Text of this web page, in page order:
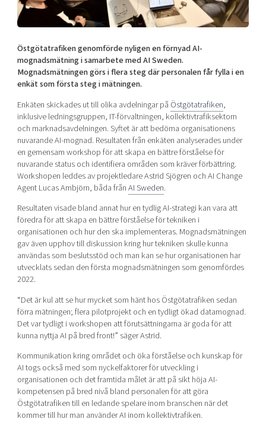
Shaping cities and regions
Bright East
East Sweden Tech Women
Reversed mentorship
Current offers and activities
Upscaling
Talent & skills
Startup & industry collaboration
Offers to boost your business
Funding opportunities
Our community of companies
Projects
Publications
Project toolbox
Our clusters
Reach out to us
Locations
Today's lunch in Mjärdevi
Östgötatrafiken genomförde nyligen en förnyad AI-
mognadsmätning i samarbete med AI Sweden.
Mognadsmätningen görs i flera steg där personalen får fylla i en
enkät som första steg i mätningen.
Enkäten skickades ut till olika avdelningar på Östgötatrafiken,
inklusive ledningsgruppen, IT-förvaltningen, kollektivtrafiksektorn
och marknadsavdelningen. Syftet är att bedöma organisationens
nuvarande AI-mognad. Resultaten från enkäten analyserades under
en gemensam workshop för att skapa en bättre förståelse för
nuvarande status och identifiera områden som kräver förbättring.
Workshopen leddes av projektledare Astrid Sjögren och AI Change
Agent Lucas Ambjörn, båda frånAI Sweden.
Resultaten visade bland annat hur en tydlig AI-strategi kan vara att
föredra för att skapa en bättre förståelse för tekniken i
organisationen och hur den ska implementeras. Mognadsmätningen
gav även upphov till diskussion kring hur tekniken skulle kunna
användas som beslutsstöd och man kan se hur organisationen har
utvecklats sedan den första mognadsmätningen som genomfördes
2022.
“Det är kul att se hur mycket som hänt hos Östgötatrafiken sedan
förra mätningen; flera pilotprojekt och en tydligt ökad datamognad.
Det var tydligt i workshopen att förutsättningarna är goda för att
kunna nyttja AI på bred front!” säger Astrid.
Kommunikation kring området och öka förståelse och kunskap för
AI togs också med som nyckelfaktorer för utveckling i
organisationen och det framtida målet är att på sikt höja AI-
kompetensen på bred nivå bland personalen för att göra
Östgötatrafiken till en ledande spelare inom branschen när det
kommer till hur man använder AI inom kollektivtrafiken.